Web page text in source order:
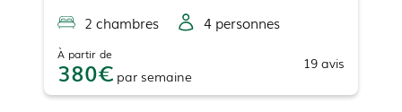
2 chambres 4 personnes
À partir de
380 par semaine
19 avis